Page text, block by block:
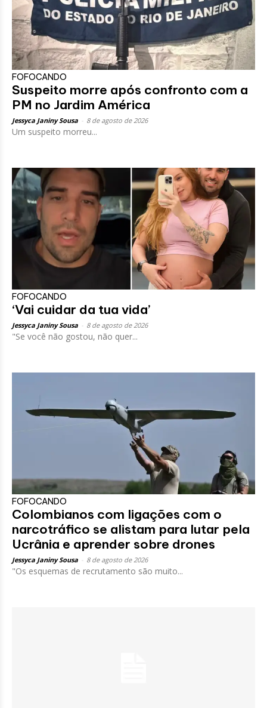
FOFOCANDO
Suspeito morre após confronto com a
PM no Jardim América
Jessyca Janiny Sousa 8 de agosto de 2026
Um suspeito morreu...
FOFOCANDO
‘Vai cuidar da tua vida’
Jessyca Janiny Sousa 8 de agosto de 2026
"Se você não gostou, não quer...
FOFOCANDO
Colombianos com ligações com o
narcotráfico se alistam para lutar pela
Ucrânia e aprender sobre drones
Jessyca Janiny Sousa 8 de agosto de 2026
"Os esquemas de recrutamento são muito...